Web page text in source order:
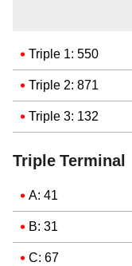
Triple 1: 550
Triple 2: 871
Triple 3: 132
Triple Terminal
A: 41
B: 31
C: 67